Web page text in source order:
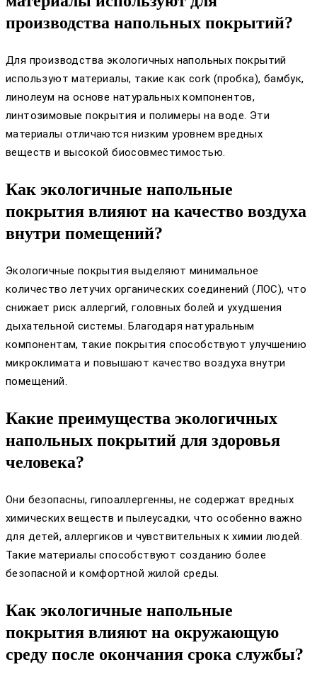
производства напольных покрытий?
Для производства экологичных напольных покрытий
используют материалы, такие как cork (пробка), бамбук,
линолеум на основе натуральных компонентов,
линтозимовые покрытия и полимеры на воде. Эти
материалы отличаются низким уровнем вредных
веществ и высокой биосовместимостью.
Как экологичные напольные
покрытия влияют на качество воздуха
внутри помещений?
Экологичные покрытия выделяют минимальное
количество летучих органических соединений (ЛОС), что
снижает риск аллергий, головных болей и ухудшения
дыхательной системы. Благодаря натуральным
компонентам, такие покрытия способствуют улучшению
микроклимата и повышают качество воздуха внутри
помещений.
Какие преимущества экологичных
напольных покрытий для здоровья
человека?
Они безопасны, гипоаллергенны, не содержат вредных
химических веществ и пылеусадки, что особенно важно
для детей, аллергиков и чувствительных к химии людей.
Такие материалы способствуют созданию более
безопасной и комфортной жилой среды.
Как экологичные напольные
покрытия влияют на окружающую
среду после окончания срока службы?